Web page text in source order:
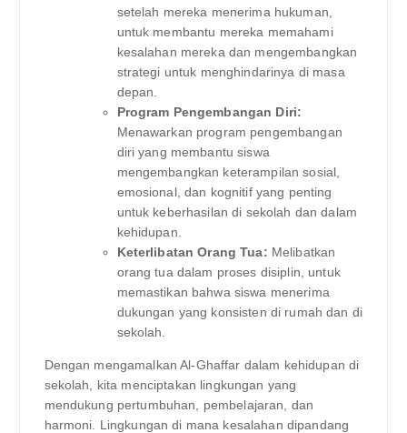
setelah mereka menerima hukuman,
untuk membantu mereka memahami
kesalahan mereka dan mengembangkan
strategi untuk menghindarinya di masa
depan.
Program Pengembangan Diri:
Menawarkan program pengembangan
diri yang membantu siswa
mengembangkan keterampilan sosial,
emosional, dan kognitif yang penting
untuk keberhasilan di sekolah dan dalam
kehidupan.
Keterlibatan Orang Tua: Melibatkan
orang tua dalam proses disiplin, untuk
memastikan bahwa siswa menerima
dukungan yang konsisten di rumah dan di
sekolah.
Dengan mengamalkan Al-Ghaffar dalam kehidupan di
sekolah, kita menciptakan lingkungan yang
mendukung pertumbuhan, pembelajaran, dan
harmoni. Lingkungan di mana kesalahan dipandang